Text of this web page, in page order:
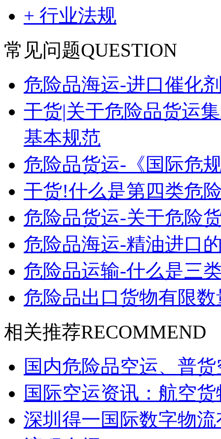
+ 行业法规
常见问题QUESTION
危险品海运-进口催化
干货|关于危险品货运
基本规范
危险品货运-《国际危
干货!什么是第四类危
危险品货运-关于危险
危险品海运-精油进口
危险品运输-什么是三
危险品出口货物有限
相关推荐RECOMMEND
国内危险品空运、普
国际空运资讯：航空
深圳得一国际数字物